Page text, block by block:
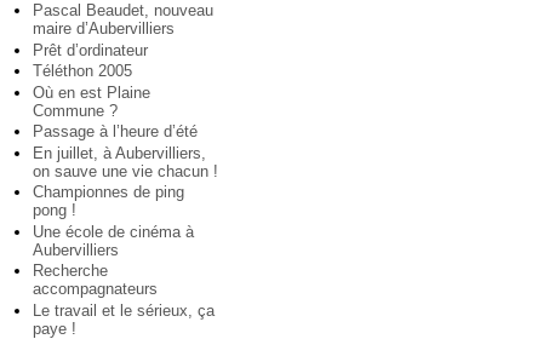
Pascal Beaudet, nouveau
maire d’Aubervilliers
Prêt d’ordinateur
Téléthon 2005
Où en est Plaine
Commune ?
Passage à l’heure d’été
En juillet, à Aubervilliers,
on sauve une vie chacun !
Championnes de ping
pong !
Une école de cinéma à
Aubervilliers
Recherche
accompagnateurs
Le travail et le sérieux, ça
paye !